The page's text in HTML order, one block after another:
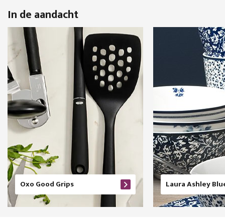
In de aandacht
Oxo Good Grips Laura Ashley